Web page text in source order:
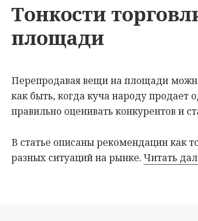
Тонкости
площади
Перепродавая вещи на площади
как быть, когда куча народу продает
правильно оценивать конкурентов и
В статье описаны рекомендации как
разных ситуаций на рынке.Читать